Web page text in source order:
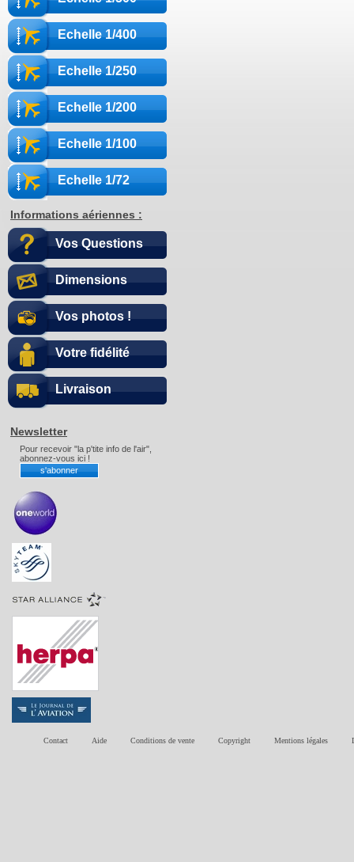
Echelle 1/400
Echelle 1/250
Echelle 1/200
Echelle 1/100
Echelle 1/72
Informations aériennes :
Vos Questions
Dimensions
Vos photos !
Votre fidélité
Livraison
Newsletter
Pour recevoir "la p'tite info de l'air",
abonnez-vous ici !
Contact Aide Conditions de vente Copyright Mentions légales